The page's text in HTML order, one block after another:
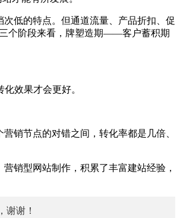
低的特点。但通道流量、产品折扣、促
个阶段来看，牌塑造期——客户蓄积期
效果才会更好。
销节点的对错之间，转化率都是几倍、
销型网站制作，积累了丰富建站经验，
谢谢！